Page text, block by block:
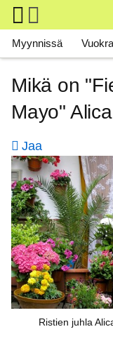
Skip to main content
Main navigation
Myynnissä
Mikä on
Mayo"
Jaa
Ristien juhla